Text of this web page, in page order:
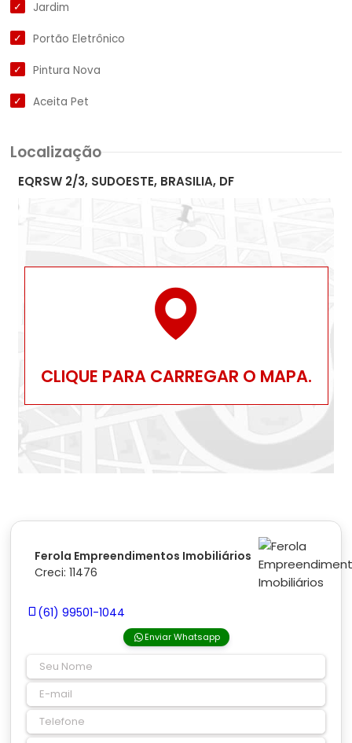
Jardim
Portão Eletrônico
Pintura Nova
Aceita Pet
Localização
EQRSW 2/3, SUDOESTE, BRASILIA, DF
CLIQUE PARA CARREGAR O MAPA.
Ferola Empreendimentos Imobiliários
Creci: 11476
(61) 99501-1044
Enviar Whatsapp